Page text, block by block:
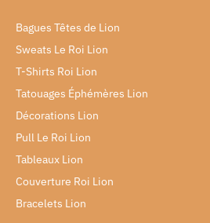
Bagues Têtes de Lion
Sweats Le Roi Lion
T-Shirts Roi Lion
Tatouages Éphémères Lion
Décorations Lion
Pull Le Roi Lion
Tableaux Lion
Couverture Roi Lion
Bracelets Lion